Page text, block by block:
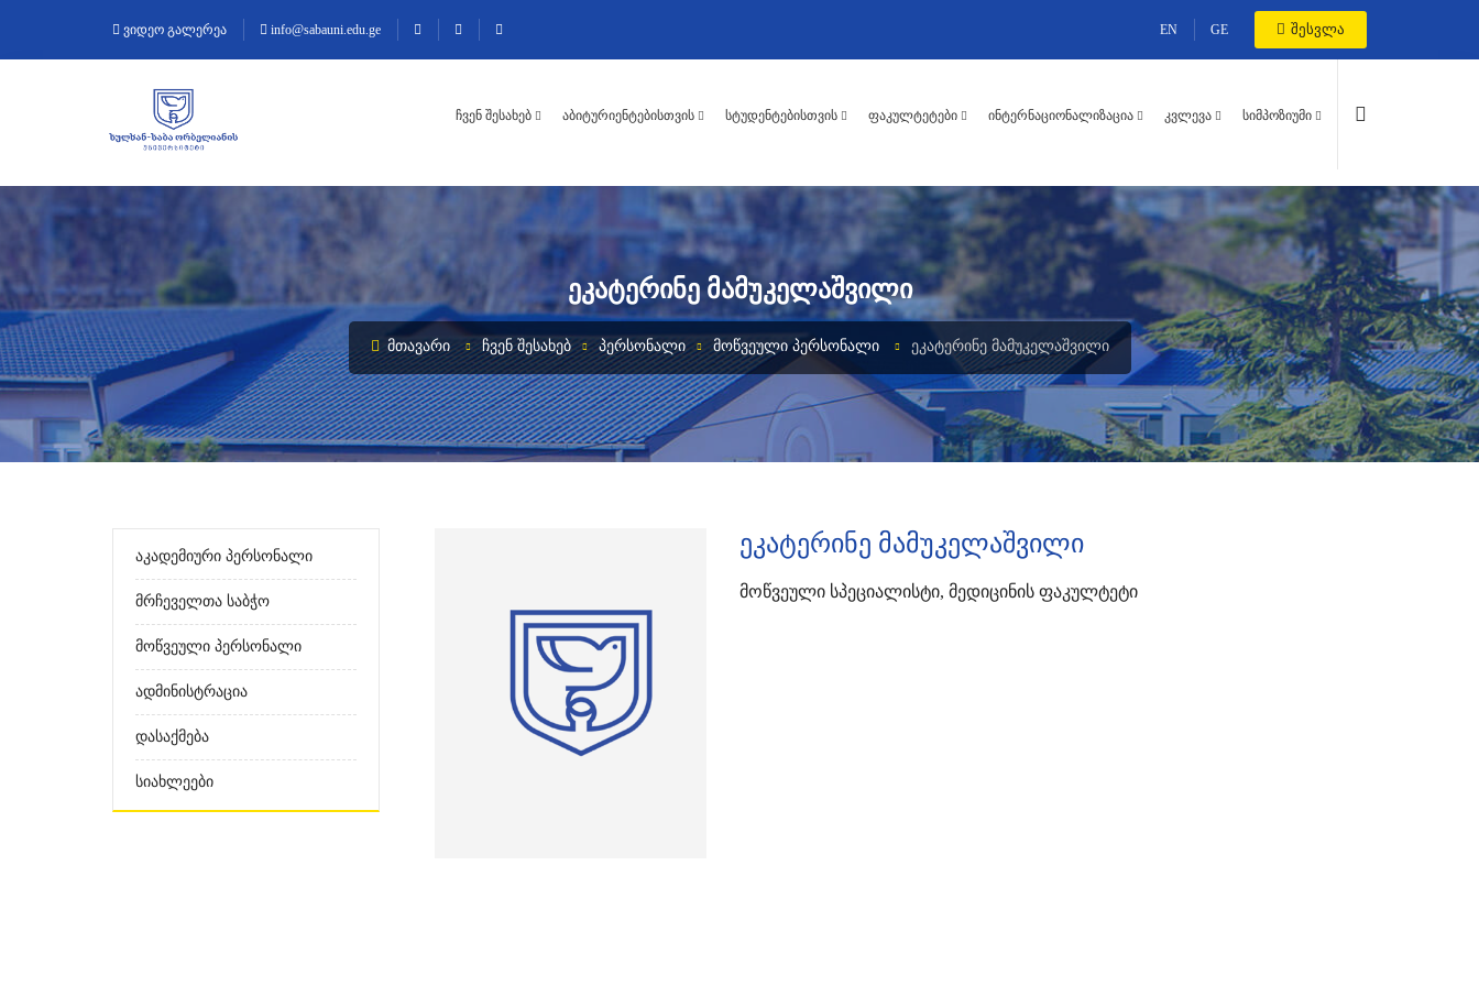
ვიდეო გალერეა info@sabauni.edu.ge EN GE შესვლა
ᲩᲕᲔᲜ ᲨᲔᲡᲐᲮᲔᲑ ᲐᲑᲘᲢᲣᲠᲘᲔᲜᲢᲔᲑᲘᲡᲗᲕᲘᲡ ᲡᲢᲣᲓᲔᲜᲢᲔᲑᲘᲡᲗᲕᲘᲡ ᲤᲐᲙᲣᲚᲢᲔᲢᲔᲑᲘ ᲘᲜᲢᲔᲠᲜᲐᲪᲘᲝᲜᲐᲚᲘᲖᲐᲪᲘᲐ ᲙᲕᲚᲔᲕᲐ ᲡᲘᲛᲞᲝᲖᲘᲣᲛᲘ
ᲔᲙᲐᲢᲔᲠᲘᲜᲔ ᲛᲐᲛᲣᲙᲔᲚᲐᲨᲕᲘᲚᲘ
ᲛᲗᲐᲕᲐᲠᲘ ᲩᲕᲔᲜ ᲨᲔᲡᲐᲮᲔᲑ ᲞᲔᲠᲡᲝᲜᲐᲚᲘ ᲛᲝᲬᲕᲔᲣᲚᲘ ᲞᲔᲠᲡᲝᲜᲐᲚᲘ ᲔᲙᲐᲢᲔᲠᲘᲜᲔ ᲛᲐᲛᲣᲙᲔᲚᲐᲨᲕᲘᲚᲘ
ეკატერინე მამუკელაშვილი
Მოწვეული Სპეციალისტი, Მედიცინის Ფაკულტეტი
Აკადემიური Პერსონალი
Მრჩეველთა Საბჭო
Მოწვეული Პერსონალი
Ადმინისტრაცია
Დასაქმება
Სიახლეები